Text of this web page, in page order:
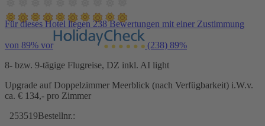
Für dieses Hotel liegen 238 Bewertungen mit einer Zustimmung
von 89% vor (238) 89%
8- bzw. 9-tägige Flugreise, DZ inkl. AI light
Upgrade auf Doppelzimmer Meerblick (nach Verfügbarkeit) i.W.v.
ca. € 134,- pro Zimmer
253519Bestellnr.: